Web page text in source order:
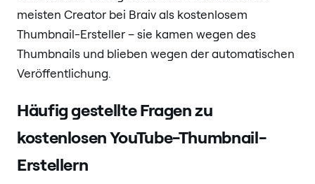
meisten Creator bei Braiv als kostenlosem
Thumbnail-Ersteller – sie kamen wegen des
Thumbnails und blieben wegen der automatischen
Veröffentlichung.
Häufig gestellte Fragen zu
kostenlosen YouTube-Thumbnail-
Erstellern